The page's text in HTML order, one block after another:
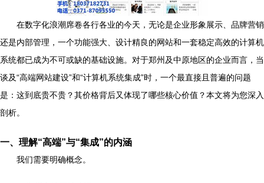
在数字化浪潮席卷各行各业的今天，无论是企业形象展示、品牌营销
还是内部管理，一个功能强大、设计精良的网站和一套稳定高效的计算机
系统都已成为不可或缺的基础设施。对于郑州及中原地区的企业而言，当
谈及“高端网站建设”和“计算机系统集成”时，一个最直接且普遍的问题
是：这到底贵不贵？其价格背后又体现了哪些核心价值？本文将为您深入
剖析。
一、理解“高端”与“集成”的内涵
我们需要明确概念。